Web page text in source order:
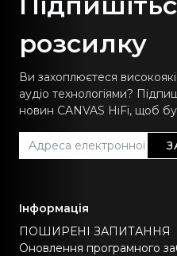
розсилку
Ви захоплюєтеся
аудіо технологіями?
новин CANVAS HiFi, щоб
Інформація
ПОШИРЕНІ ЗАПИТАННЯ
Оновлення програмного